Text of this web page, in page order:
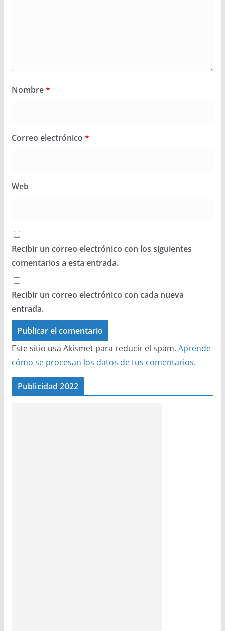
Nombre*
Correo electrónico *
Web
Recibir un correo electrónico con los siguientes
comentarios a esta entrada.
Recibir un correo electrónico con cada nueva
entrada.
Este sitio usa Akismet para reducir el spam. Aprende
cómo se procesan los datos de tus comentarios.
Publicidad 2022